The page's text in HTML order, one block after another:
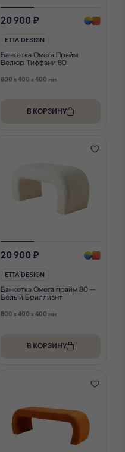
20 900 ₽
ETTA DESIGN
Банкетка Омега Прайм
Велюр Тиффани 80
800 x 400 x 400 мм
В КОРЗИНУ
20 900 ₽
ETTA DESIGN
Банкетка Омега прайм 80 —
Белый Бриллиант
800 x 400 x 400 мм
В КОРЗИНУ